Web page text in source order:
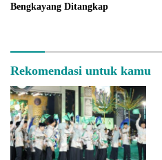
Bengkayang Ditangkap
Rekomendasi untuk kamu